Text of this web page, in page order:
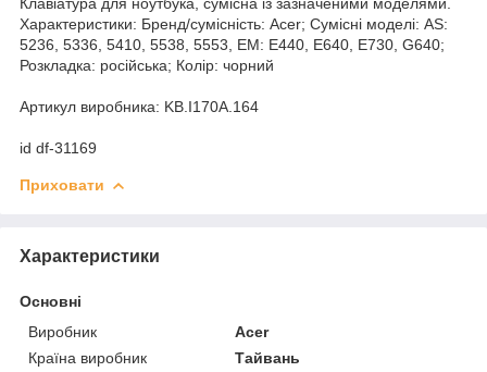
Характеристики: Бренд/сумісність: Acer; Сумісні моделі: AS:
5236, 5336, 5410, 5538, 5553, EM: E440, E640, E730, G640;
Розкладка: російська; Колір: чорний
Артикул виробника: KB.I170A.164
id df-31169
Приховати
Характеристики
Основні
Виробник
Acer
Країна виробник
Тайвань